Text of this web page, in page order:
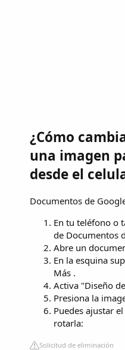
¿Cómo
una imagen
desde el
Documentos de
En tu teléfono o
de Documentos
Abre un
En la esquina
Más .
Activa "Diseño
Presiona la
Puedes ajustar
rotarla:
Solicitud de eliminación